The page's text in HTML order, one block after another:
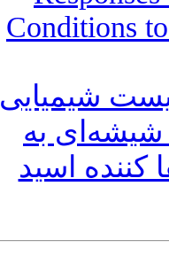
Conditions
شیمیایی
شیشه‌ای به
کننده اسید